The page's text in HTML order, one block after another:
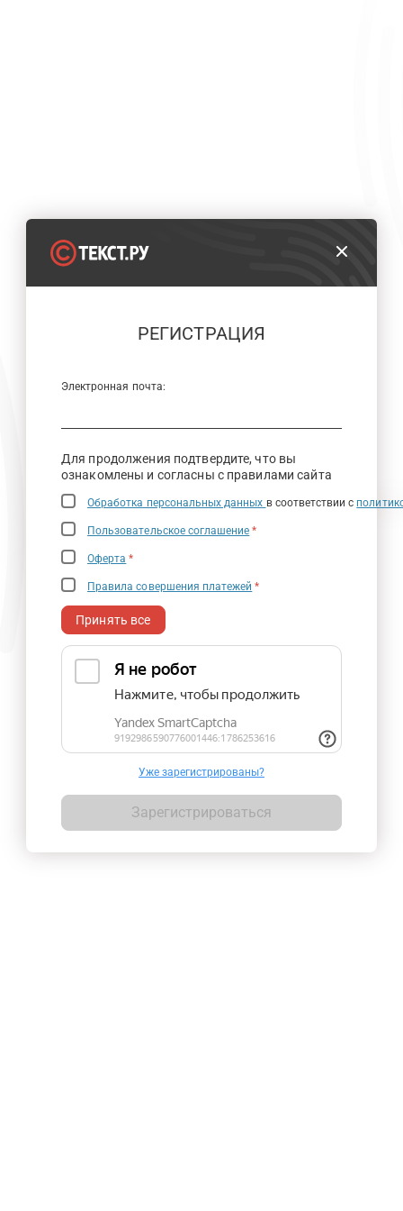
РЕГИСТРАЦИЯ
Электронная почта:
Для продолжения подтвердите, что вы
ознакомлены и согласны с правилами сайта
Обработка персональных данных в соответствии с
Пользовательское соглашение *
Оферта *
Правила совершения платежей *
Принять все
Уже зарегистрированы?
Зарегистрироваться